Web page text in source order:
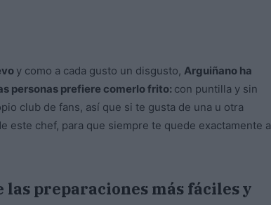
y como a cada gusto un disgusto, Arguiñano ha
personas prefiere comerlo frito: con puntilla y sin
club de fans, así que si te gusta de una u otra
este chef, para que siempre te quede exactamente a
preparaciones más fáciles y